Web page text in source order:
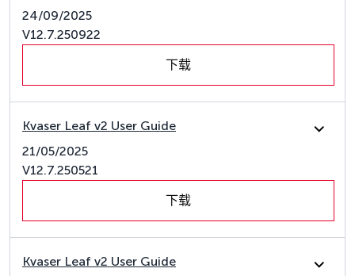
24/09/2025
V12.7.250922
下载
Kvaser Leaf v2 User Guide
21/05/2025
V12.7.250521
下载
Kvaser Leaf v2 User Guide